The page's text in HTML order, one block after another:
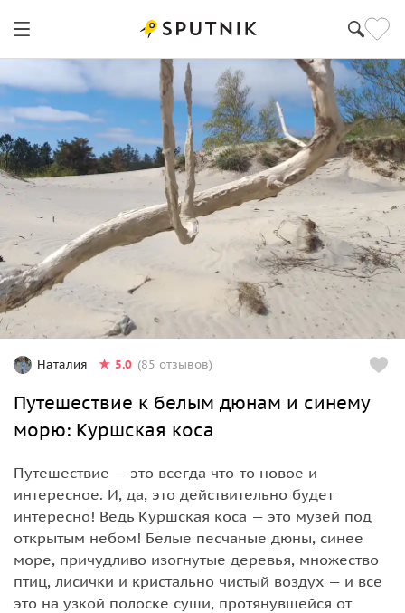
Наталия 5.0 (85 отзывов)
Путешествие к белым дюнам и синему
морю: Куршская коса
Путешествие — это всегда что-то новое и
интересное. И, да, это действительно будет
интересно! Ведь Куршская коса — это музей под
открытым небом! Белые песчаные дюны, синее
море, причудливо изогнутые деревья, множество
птиц, лисички и кристально чистый воздух — и все
это на узкой полоске суши, протянувшейся от